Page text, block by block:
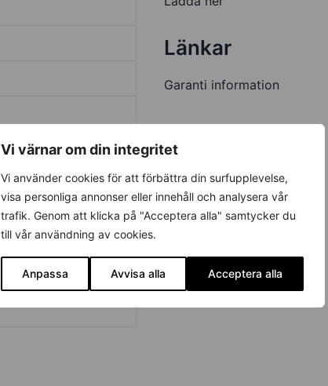
Vi värnar om din integritet
Vi använder cookies för att förbättra din surfupplevelse,
visa personliga annonser eller innehåll och analysera vår
trafik. Genom att klicka på "Acceptera alla" samtycker du
till vår användning av cookies.
Anpassa Avvisa alla Acceptera alla
Länkar
Garanti information